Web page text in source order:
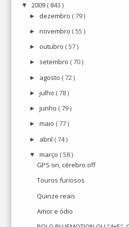
▼ 2009 ( 843 )
► dezembro ( 79 )
► novembro ( 55 )
► outubro ( 57 )
► setembro ( 70 )
► agosto ( 72 )
► julho ( 78 )
► junho ( 79 )
► maio ( 77 )
► abril ( 74 )
▼ março ( 58 )
GPS on, cérebro off
Touros furiosos
Quinze reais
Amor e ódio